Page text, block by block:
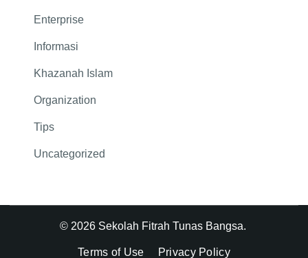
Enterprise
Informasi
Khazanah Islam
Organization
Tips
Uncategorized
© 2026 Sekolah Fitrah Tunas Bangsa.
Terms of Use Privacy Policy